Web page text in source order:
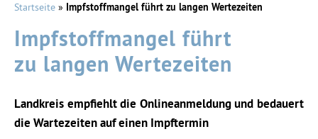
Startseite » Impfstoffmangel führt zu langen Wertezeiten
Impfstoffmangel führt
zu langen Wertezeiten
Landkreis empfiehlt die Onlineanmeldung und bedauert
die Wartezeiten auf einen Impftermin